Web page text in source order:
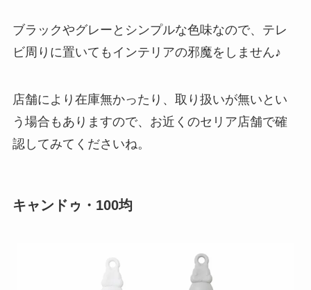
ブラックやグレーとシンプルな色味なので、テレ
ビ周りに置いてもインテリアの邪魔をしません♪
店舗により在庫無かったり、取り扱いが無いとい
う場合もありますので、お近くのセリア店舗で確
認してみてくださいね。
キャンドゥ・100均